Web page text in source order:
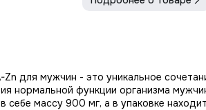
Zn для мужчин - это уникальное
нормальной функции организма
себе массу 900 мг, а в упаковке